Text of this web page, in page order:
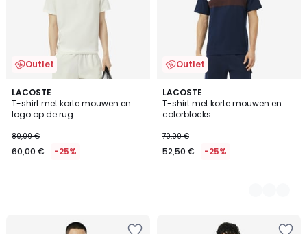
Outlet
LACOSTE
T-shirt met korte mouwen en
logo op de rug
80,00 €
60,00 € -25%
Outlet
LACOSTE
T-shirt met korte mouwen en
colorblocks
70,00 €
52,50 € -25%
2
Kleuren